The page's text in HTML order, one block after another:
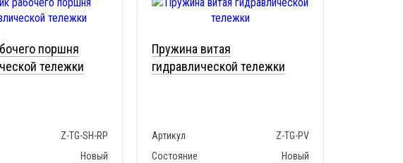
поршня
тележки
Z-TG-SH-RP
Новый
Пружина витая
гидравлической тележки
Артикул
Z-TG-PV
Состояние
Новый